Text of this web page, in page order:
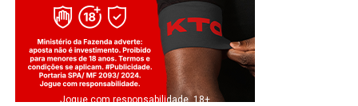
Jogue com responsabilidade. 18+